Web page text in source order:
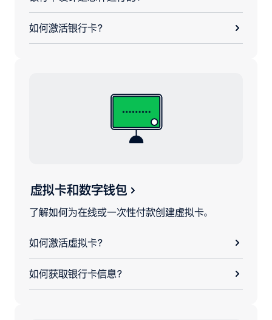
如何激活银行卡？
虚拟卡和数字钱包
了解如何为在线或一次性付款创建虚拟卡。
如何激活虚拟卡？
如何获取银行卡信息？